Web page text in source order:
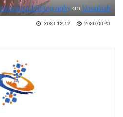
Photography on Unsplash
2023.12.12 2026.06.23